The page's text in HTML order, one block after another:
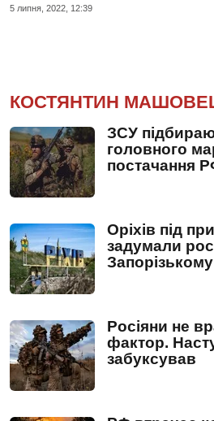
5 липня, 2022, 12:39
КОСТЯНТИН
ЗСУ
головного
постачання
Оріхів під
задумали
Росіяни не
фактор.
забуксував